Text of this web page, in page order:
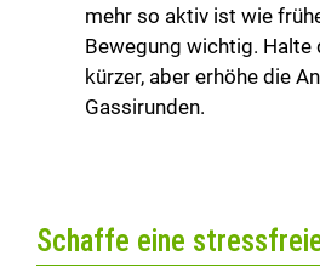
mehr so aktiv ist wie
Bewegung wichtig. Halte
kürzer, aber erhöhe die
Gassirunden.
Schaffe eine